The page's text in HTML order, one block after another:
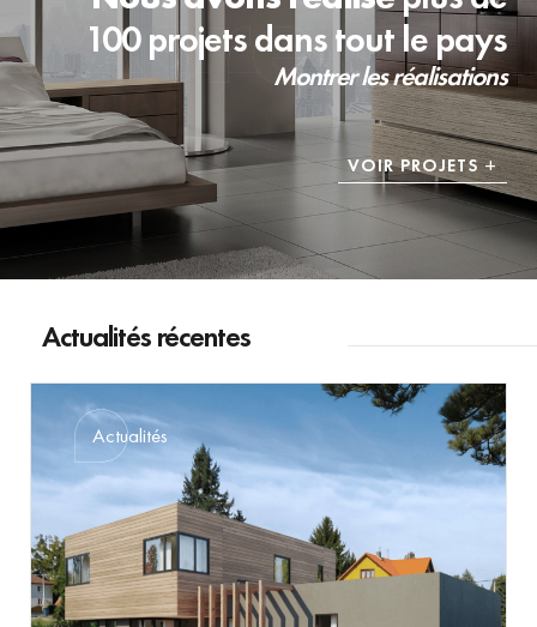
100 projets dans tout le pays
Montrer les réalisations
VOIR PROJETS
Actualités récentes
Actualités